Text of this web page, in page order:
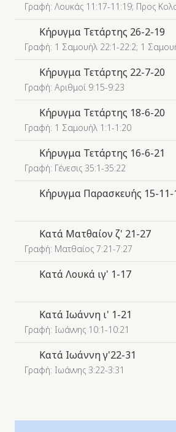
Γραφή: Λουκάς 11:17-11:19; Προς
Κήρυγμα Τετάρτης 26-2-19
Γραφή: 1 Σαμουήλ 22:1-22:2; 1
Κήρυγμα Τετάρτης 22-7-20
Γραφή: Αριθμοί 9:15-9:23
Κήρυγμα Τετάρτης 18-6-20
Γραφή: 1 Σαμουήλ 1:1-1:20
Κήρυγμα Τετάρτης 16-6-21
Γραφή: Γένεσις 35:1-35:22
Κήρυγμα Παρασκευής 15-11-
Κατά Ματθαίον ζ' 21-27
Γραφή: Ματθαίος 7:21-7:27
Κατά Λουκά ιγ' 1-17
Κατά Ιωάννη ι' 1-21
Γραφή: Ιωάννης 10:1-10:21
Κατά Ιωάννη γ'22-31
Γραφή: Ιωάννης 3:22-3:31